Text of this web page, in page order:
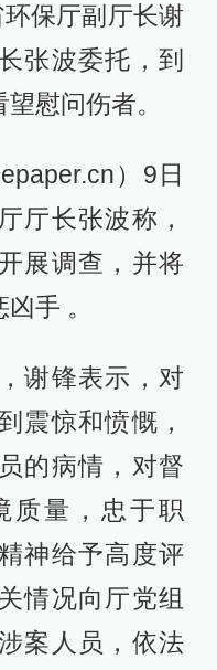
保厅副厅长谢
张波委托，到
慰问伤者。
）9日
厅长张波称，
展调查，并将
手 。
谢锋表示，对
震惊和愤慨，
的病情，对督
质量，忠于职
神给予高度评
情况向厅党组
案人员，依法